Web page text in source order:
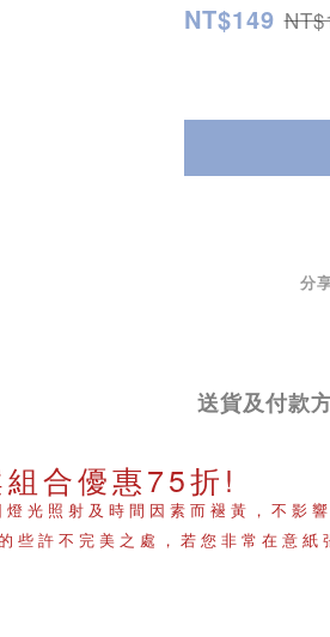
NT$149
分
送貨及付款
合優惠75折!
光照射及時間因素而褪黃，不影響
些許不完美之處，若您非常在意紙